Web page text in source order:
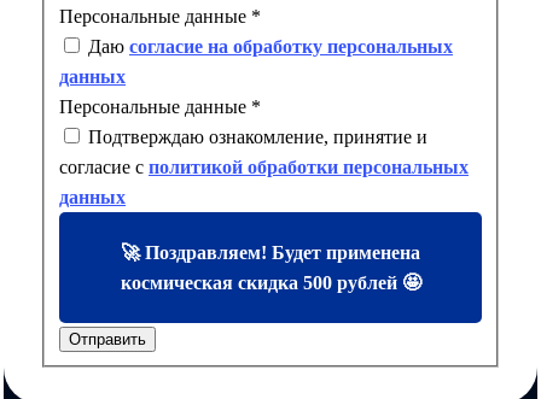
Персональные данные *
Даю согласие на обработку персональных
данных
Персональные данные *
Подтверждаю ознакомление, принятие и
согласие с политикой обработки персональных
данных
🚀 Поздравляем! Будет применена
космическая скидка 500 рублей 🤩
Отправить